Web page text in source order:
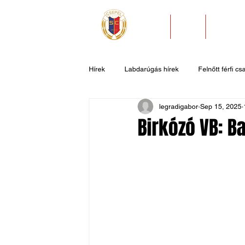
Hírek Labdarúgás hírek Felnőtt férfi
U9 U7 Evezős hírek
Birkózó VB:
legradigabor Sep 15, 2025